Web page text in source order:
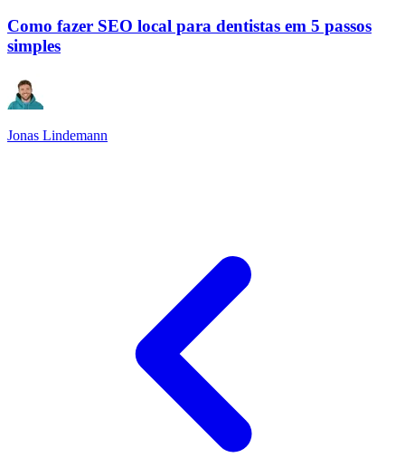
Como fazer SEO local para dentistas em 5 passos
simples
Jonas Lindemann